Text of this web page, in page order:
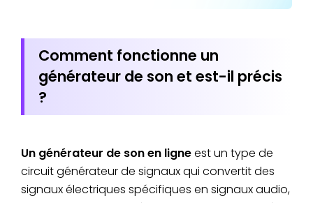
Comment fonctionne un
générateur de son et est-il précis
?
Un générateur de son en ligneest un type de
circuit générateur de signaux qui convertit des
signaux électriques spécifiques en signaux audio,